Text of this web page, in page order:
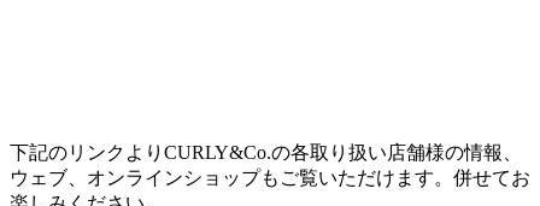
下記のリンクよりCURLY&Co.の各取り扱い店舗様の情報、
ウェブ、オンラインショップもご覧いただけます。併せてお